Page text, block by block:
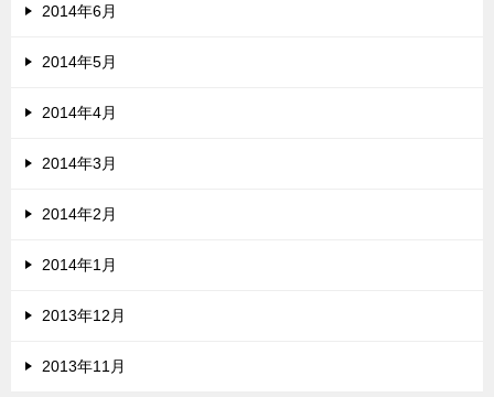
2014年6月
2014年5月
2014年4月
2014年3月
2014年2月
2014年1月
2013年12月
2013年11月